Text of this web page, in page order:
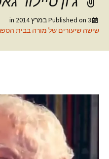
Published on 3 במרץ 2014
שישה שיעורים של מורה בבית